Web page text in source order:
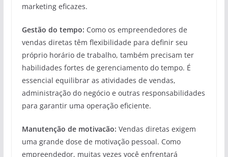
marketing eficazes.
Gestão do tempo: Como os empreendedores de
vendas diretas têm flexibilidade para definir seu
próprio horário de trabalho, também precisam ter
habilidades fortes de gerenciamento do tempo. É
essencial equilibrar as atividades de vendas,
administração do negócio e outras responsabilidades
para garantir uma operação eficiente.
Manutenção de motivacão: Vendas diretas exigem
uma grande dose de motivação pessoal. Como
empreendedor, muitas vezes você enfrentará